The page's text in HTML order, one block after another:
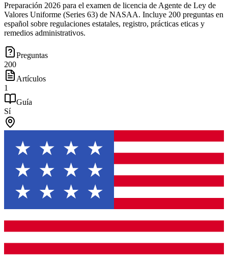
Preparación 2026 para el examen de licencia de Agente de Ley de
Valores Uniforme (Series 63) de NASAA. Incluye 200 preguntas en
español sobre regulaciones estatales, registro, prácticas eticas y
remedios administrativos.
Preguntas
200
Artículos
1
Guía
Sí